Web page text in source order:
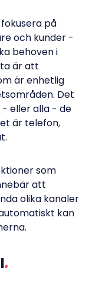
på
och kunder -
behoven i
är att
är enhetlig
Det
- eller alla - de
är telefon,
som
att
olika kanaler
kan